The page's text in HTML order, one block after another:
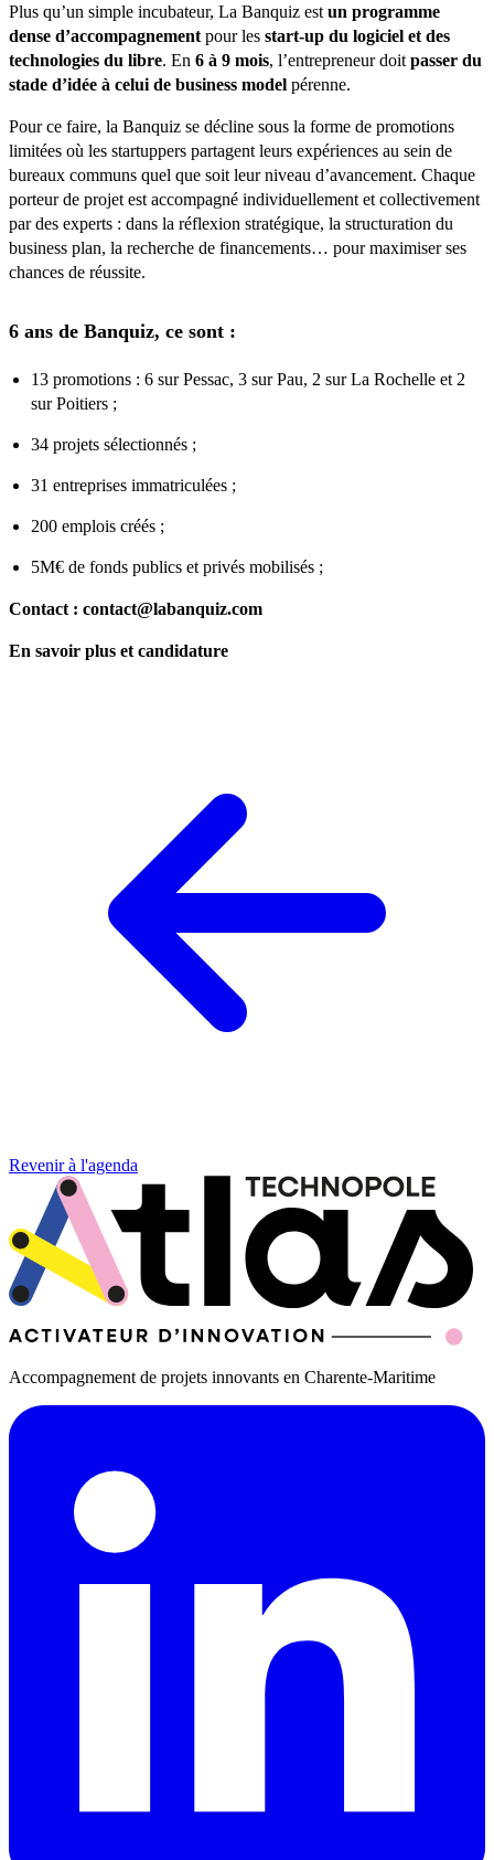
Plus qu’un simple incubateur, La Banquiz est un programme
dense d’accompagnement pour les start-up du logiciel et des
technologies du libre. En 6 à 9 mois, l’entrepreneur doit passer du
stade d’idée à celui de business model pérenne.
Pour ce faire, la Banquiz se décline sous la forme de promotions
limitées où les startuppers partagent leurs expériences au sein de
bureaux communs quel que soit leur niveau d’avancement. Chaque
porteur de projet est accompagné individuellement et collectivement
par des experts : dans la réflexion stratégique, la structuration du
business plan, la recherche de financements… pour maximiser ses
chances de réussite.
6 ans de Banquiz, ce sont :
13 promotions : 6 sur Pessac, 3 sur Pau, 2 sur La Rochelle et 2
sur Poitiers ;
34 projets sélectionnés ;
31 entreprises immatriculées ;
200 emplois créés ;
5M€ de fonds publics et privés mobilisés ;
Contact : contact@labanquiz.com
En savoir plus et candidature
Revenir à l'agenda
Accompagnement de projets innovants en Charente-Maritime